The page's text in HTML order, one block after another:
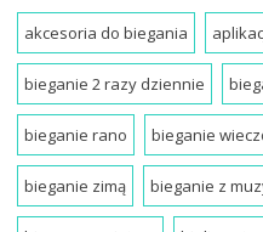
akcesoria do biegania
bieganie 2 razy dziennie
bieganie rano bieganie
bieganie zimą bieganie z